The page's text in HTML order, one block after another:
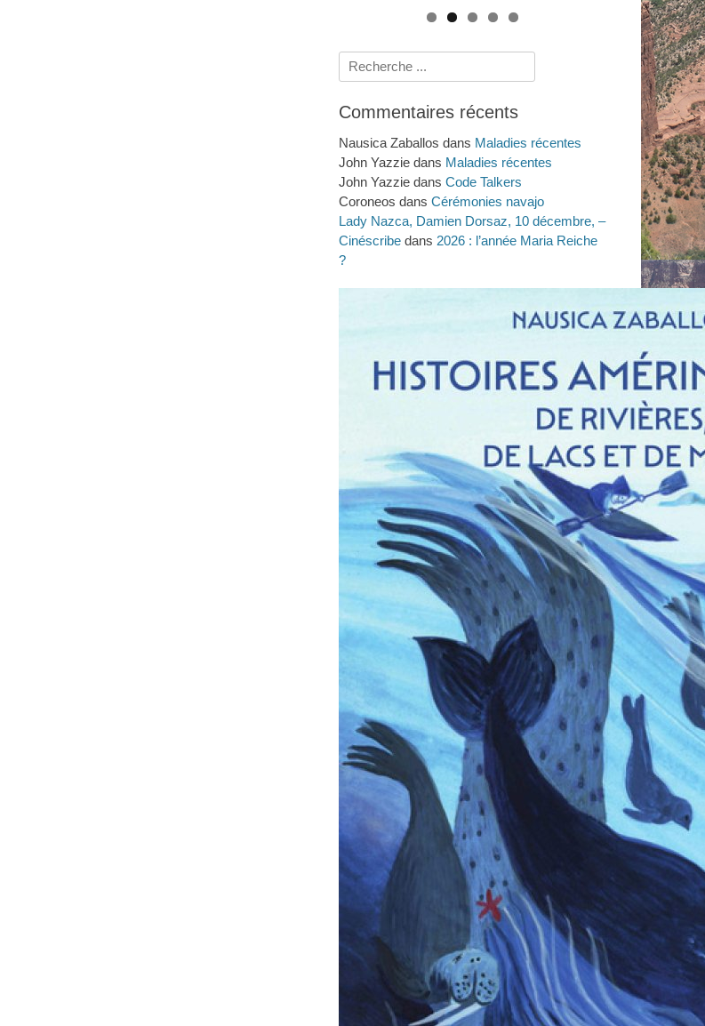
Rechercher :
Commentaires récents
Nausica Zaballos dans Maladies récentes
John Yazzie dans Maladies récentes
John Yazzie dans Code Talkers
Coroneos dans Cérémonies navajo
Lady Nazca, Damien Dorsaz, 10 décembre, –
Cinéscribe dans 2026 : l’année Maria Reiche
?